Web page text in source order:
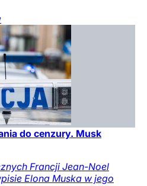
do cenzury. Musk
Francji Jean-Noel
Elona Muska w jego